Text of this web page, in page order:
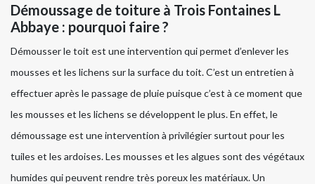
Démoussage de toiture à Trois Fontaines L
Abbaye : pourquoi faire ?
Démousser le toit est une intervention qui permet d’enlever les
mousses et les lichens sur la surface du toit. C’est un entretien à
effectuer après le passage de pluie puisque c’est à ce moment que
les mousses et les lichens se développent le plus. En effet, le
démoussage est une intervention à privilégier surtout pour les
tuiles et les ardoises. Les mousses et les algues sont des végétaux
humides qui peuvent rendre très poreux les matériaux. Un